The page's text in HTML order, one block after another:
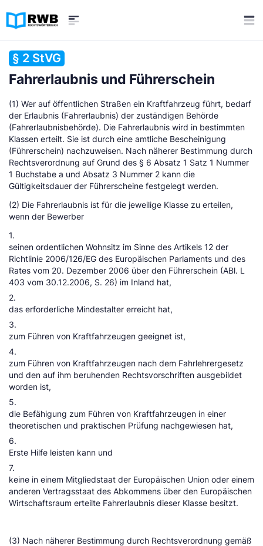
§ 2 StVG
Fahrerlaubnis und Führerschein
(1) Wer auf öffentlichen Straßen ein Kraftfahrzeug führt, bedarf
der Erlaubnis (Fahrerlaubnis) der zuständigen Behörde
(Fahrerlaubnisbehörde). Die Fahrerlaubnis wird in bestimmten
Klassen erteilt. Sie ist durch eine amtliche Bescheinigung
(Führerschein) nachzuweisen. Nach näherer Bestimmung durch
Rechtsverordnung auf Grund des § 6 Absatz 1 Satz 1 Nummer
1 Buchstabe a und Absatz 3 Nummer 2 kann die
Gültigkeitsdauer der Führerscheine festgelegt werden.
(2) Die Fahrerlaubnis ist für die jeweilige Klasse zu erteilen,
wenn der Bewerber
1.
seinen ordentlichen Wohnsitz im Sinne des Artikels 12 der
Richtlinie 2006/126/EG des Europäischen Parlaments und des
Rates vom 20. Dezember 2006 über den Führerschein (ABl. L
403 vom 30.12.2006, S. 26) im Inland hat,
2.
das erforderliche Mindestalter erreicht hat,
3.
zum Führen von Kraftfahrzeugen geeignet ist,
4.
zum Führen von Kraftfahrzeugen nach dem Fahrlehrergesetz
und den auf ihm beruhenden Rechtsvorschriften ausgebildet
worden ist,
5.
die Befähigung zum Führen von Kraftfahrzeugen in einer
theoretischen und praktischen Prüfung nachgewiesen hat,
6.
Erste Hilfe leisten kann und
7.
keine in einem Mitgliedstaat der Europäischen Union oder einem
anderen Vertragsstaat des Abkommens über den Europäischen
Wirtschaftsraum erteilte Fahrerlaubnis dieser Klasse besitzt.
(3) Nach näherer Bestimmung durch Rechtsverordnung gemäß